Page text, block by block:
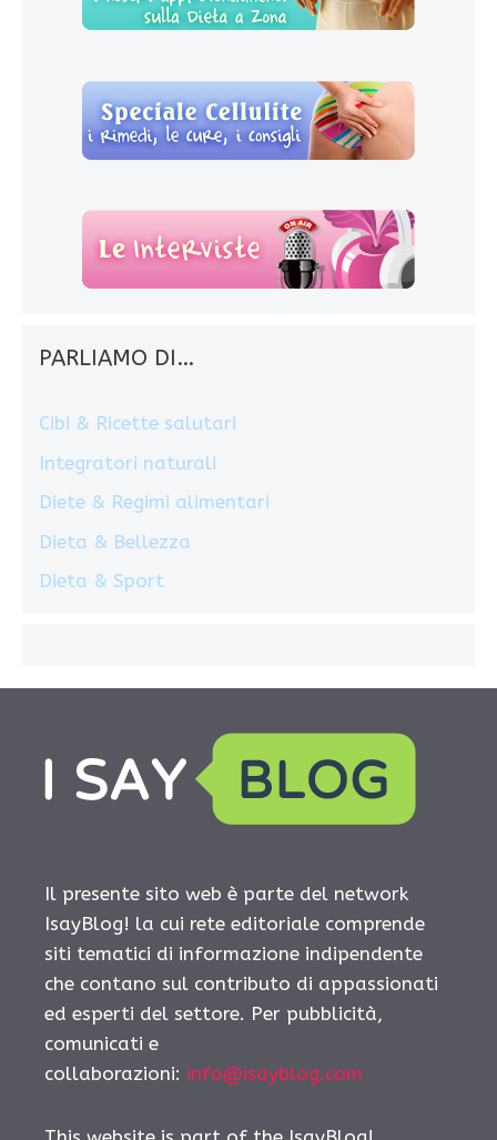
PARLIAMO DI…
Cibi & Ricette salutari
Integratori naturali
Diete & Regimi alimentari
Dieta & Bellezza
Dieta & Sport
Il presente sito web è parte del network
IsayBlog! la cui rete editoriale comprende
siti tematici di informazione indipendente
che contano sul contributo di appassionati
ed esperti del settore. Per pubblicità,
comunicati e
collaborazioni: info@isayblog.com